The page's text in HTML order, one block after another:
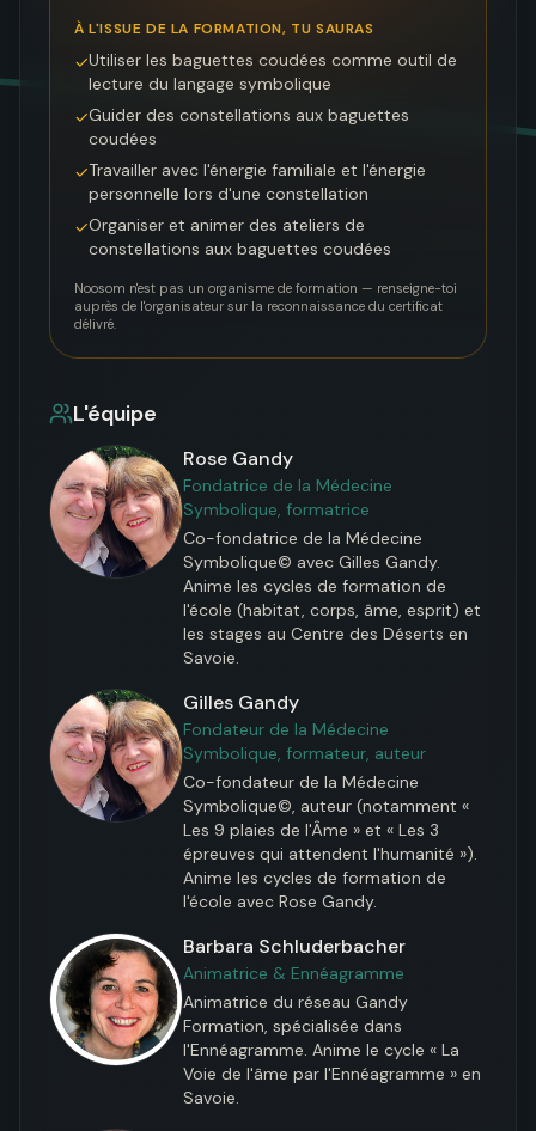
À L'ISSUE DE LA FORMATION, TU SAURAS
✓Utiliser les baguettes coudées comme outil de
lecture du langage symbolique
✓Guider des constellations aux baguettes
coudées
✓Travailler avec l'énergie familiale et l'énergie
personnelle lors d'une constellation
✓Organiser et animer des ateliers de
constellations aux baguettes coudées
Noosom n'est pas un organisme de formation — renseigne-toi
auprès de l'organisateur sur la reconnaissance du certificat
délivré.
L'équipe
Rose Gandy
Fondatrice de la Médecine
Symbolique, formatrice
Co-fondatrice de la Médecine
Symbolique© avec Gilles Gandy.
Anime les cycles de formation de
l'école (habitat, corps, âme, esprit) et
les stages au Centre des Déserts en
Savoie.
Gilles Gandy
Fondateur de la Médecine
Symbolique, formateur, auteur
Co-fondateur de la Médecine
Symbolique©, auteur (notamment «
Les 9 plaies de l'Âme » et « Les 3
épreuves qui attendent l'humanité »).
Anime les cycles de formation de
l'école avec Rose Gandy.
Barbara Schluderbacher
Animatrice & Ennéagramme
Animatrice du réseau Gandy
Formation, spécialisée dans
l'Ennéagramme. Anime le cycle « La
Voie de l'âme par l'Ennéagramme » en
Savoie.